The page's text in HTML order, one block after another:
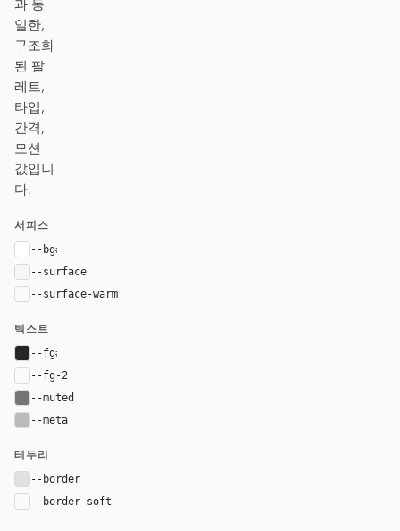
과 동
일한,
구조화
된 팔
레트,
타입,
간격,
모션
값입니
다.
서피스
--bg#ffffff
--surface
--surface-warm
텍스트
--fg#262626
--fg-2
--muted
--meta
테두리
--border
--border-soft